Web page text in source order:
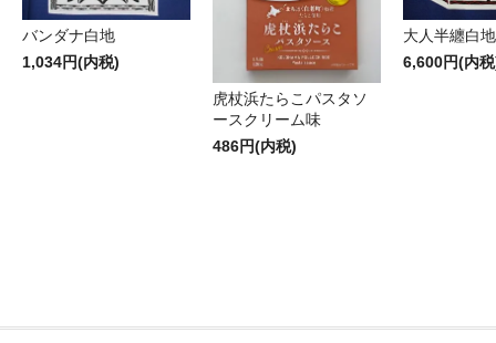
バンダナ白地
1,034円(内税)
虎杖浜たらこパスタソ
ースクリーム味
486円(内税)
大人半纏白地
6,600円(内